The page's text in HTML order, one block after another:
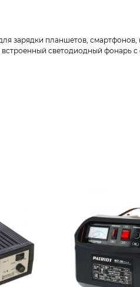
планшетов, смартфонов,
светодиодный